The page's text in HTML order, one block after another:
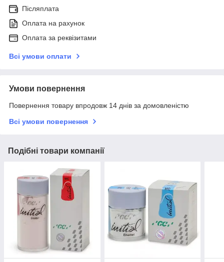
Післяплата
Оплата на рахунок
Оплата за реквізитами
Всі умови оплати
Умови повернення
Повернення товару впродовж 14 днів за домовленістю
Всі умови повернення
Подібні товари компанії